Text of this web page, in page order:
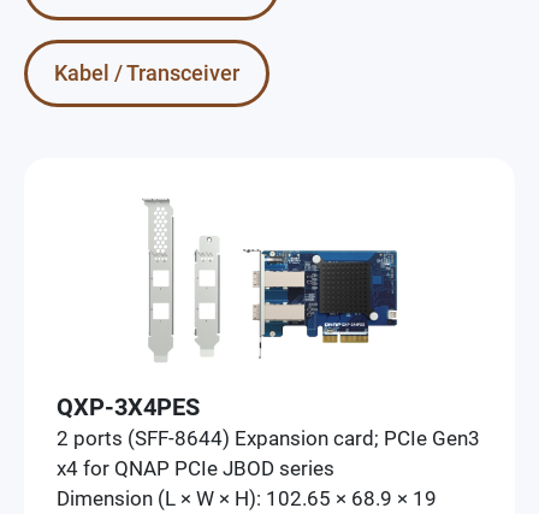
Kabel / Transceiver
QXP-3X4PES
2 ports (SFF-8644) Expansion card; PCIe Gen3
x4 for QNAP PCIe JBOD series
Dimension (L × W × H): 102.65 × 68.9 × 19